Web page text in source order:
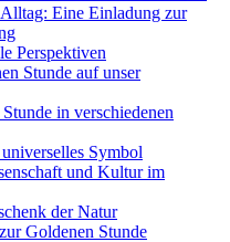
Eine Einladung zur
Perspektiven
Stunde auf unser
in verschiedenen
Symbol
und Kultur im
der Natur
Goldenen Stunde